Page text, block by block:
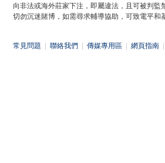
向非法或海外莊家下注，即屬違法，且可被判監
切勿沉迷賭博，如需尋求輔導協助，可致電平和
常見問題 聯絡我們 傳媒專用區 網頁指南